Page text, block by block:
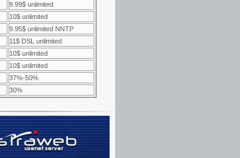
9.99$ unlimited
10$ unlimited
9.95$ unlimited NNTP
11$ DSL unlimited
10$ unlimited
10$ unlimited
37%-50%
30%